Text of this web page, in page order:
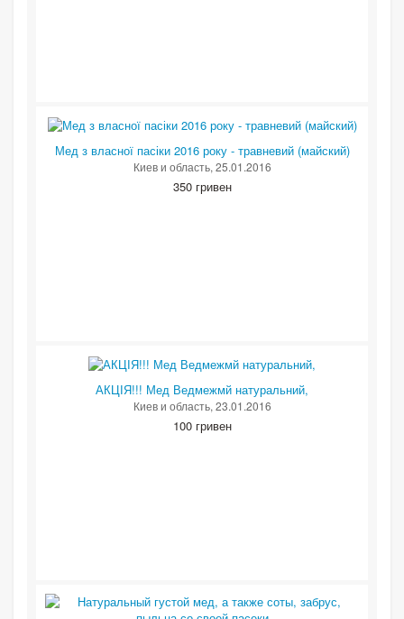
Мед з власної пасіки 2016 року - травневий (майский)
Киев и область, 25.01.2016
350 гривен
АКЦІЯ!!! Мед Ведмежмй натуральний,
Киев и область, 23.01.2016
100 гривен